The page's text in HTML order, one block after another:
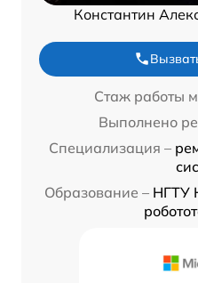
Константин
Стаж работы
Выполнено
Специализация –
Образование – НГТУ